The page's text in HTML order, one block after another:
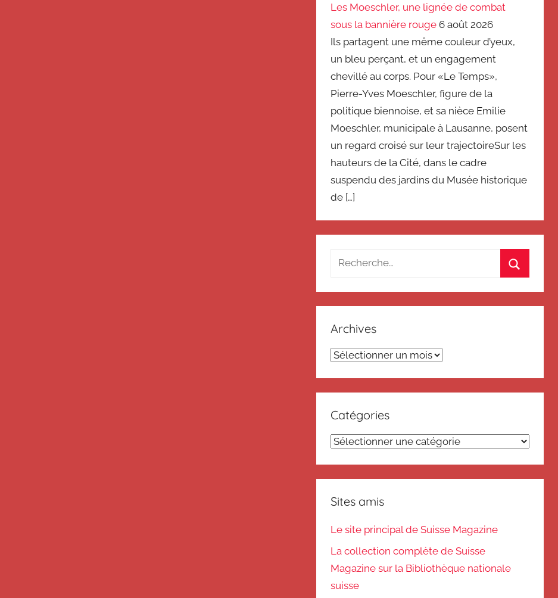
Les Moeschler, une lignée de combat
sous la bannière rouge 6 août 2026
Ils partagent une même couleur d’yeux,
un bleu perçant, et un engagement
chevillé au corps. Pour «Le Temps»,
Pierre-Yves Moeschler, figure de la
politique biennoise, et sa nièce Emilie
Moeschler, municipale à Lausanne, posent
un regard croisé sur leur trajectoireSur les
hauteurs de la Cité, dans le cadre
suspendu des jardins du Musée historique
de […]
Recherche
:
Archives
Archives
Catégories
Catégories
Sites amis
Le site principal de Suisse Magazine
La collection complète de Suisse
Magazine sur la Bibliothèque nationale
suisse